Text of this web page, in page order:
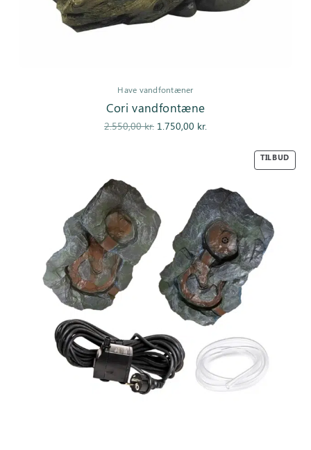
Have vandfontæner
Cori vandfontæne
2.550,00kr.
Den
1.750,00 kr.
1.750,00 kr..
TILBUD